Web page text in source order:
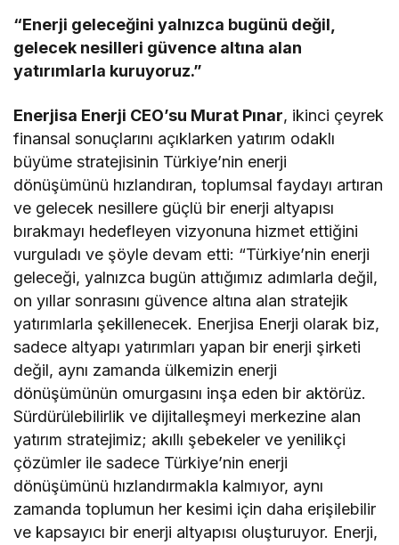
“Enerji geleceğini yalnızca bugünü değil,
gelecek nesilleri güvence altına alan
yatırımlarla kuruyoruz.”
Enerjisa Enerji CEO’su Murat Pınar, ikinci çeyrek
finansal sonuçlarını açıklarken yatırım odaklı
büyüme stratejisinin Türkiye’nin enerji
dönüşümünü hızlandıran, toplumsal faydayı artıran
ve gelecek nesillere güçlü bir enerji altyapısı
bırakmayı hedefleyen vizyonuna hizmet ettiğini
vurguladı ve şöyle devam etti: “Türkiye’nin enerji
geleceği, yalnızca bugün attığımız adımlarla değil,
on yıllar sonrasını güvence altına alan stratejik
yatırımlarla şekillenecek. Enerjisa Enerji olarak biz,
sadece altyapı yatırımları yapan bir enerji şirketi
değil, aynı zamanda ülkemizin enerji
dönüşümünün omurgasını inşa eden bir aktörüz.
Sürdürülebilirlik ve dijitalleşmeyi merkezine alan
yatırım stratejimiz; akıllı şebekeler ve yenilikçi
çözümler ile sadece Türkiye’nin enerji
dönüşümünü hızlandırmakla kalmıyor, aynı
zamanda toplumun her kesimi için daha erişilebilir
ve kapsayıcı bir enerji altyapısı oluşturuyor. Enerji,